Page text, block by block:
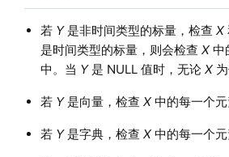
若 Y是非时间类型的标量，检查 X
是时间类型的标量，则会检查 X中
中。当 Y是 NULL 值时，无论 X为
若 Y是向量，检查 X中的每一个元
若 Y是字典，检查 X中的每一个元